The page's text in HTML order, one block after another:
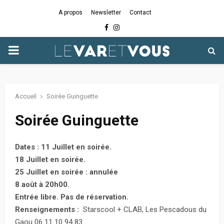
A propos Newsletter Contact
Facebook
Instagram
PRIMARY
Accueil Soirée Guinguette
Soirée Guinguette
Dates : 11 Juillet en soirée.
18 Juillet en soirée.
25 Juillet en soirée : annulée
8 août à 20h00.
Entrée libre. Pas de réservation.
Renseignements : Starscool + CLAB, Les Pescadous du
Gaou 06 11 10 94 83